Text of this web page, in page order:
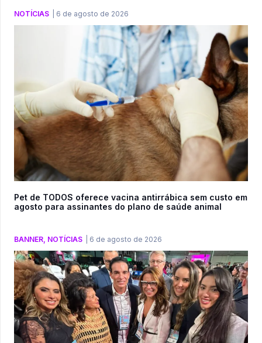
NOTÍCIAS 6 de agosto de 2026
Pet de TODOS oferece vacina antirrábica sem custo em
agosto para assinantes do plano de saúde animal
BANNER NOTÍCIAS 6 de agosto de 2026